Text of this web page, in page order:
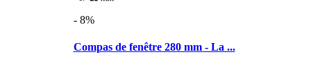
- 8%
Compas de fenêtre 280 mm - La ...